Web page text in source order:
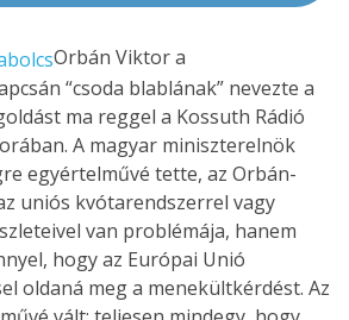
Orbán Viktor a
“csoda blablának” nevezte a
ma reggel a Kossuth Rádió
A magyar miniszterelnök
egyértelművé tette, az Orbán-
uniós kvótarendszerrel vagy
van problémája, hanem
hogy az Európai Unió
oldaná meg a menekültkérdést. Az